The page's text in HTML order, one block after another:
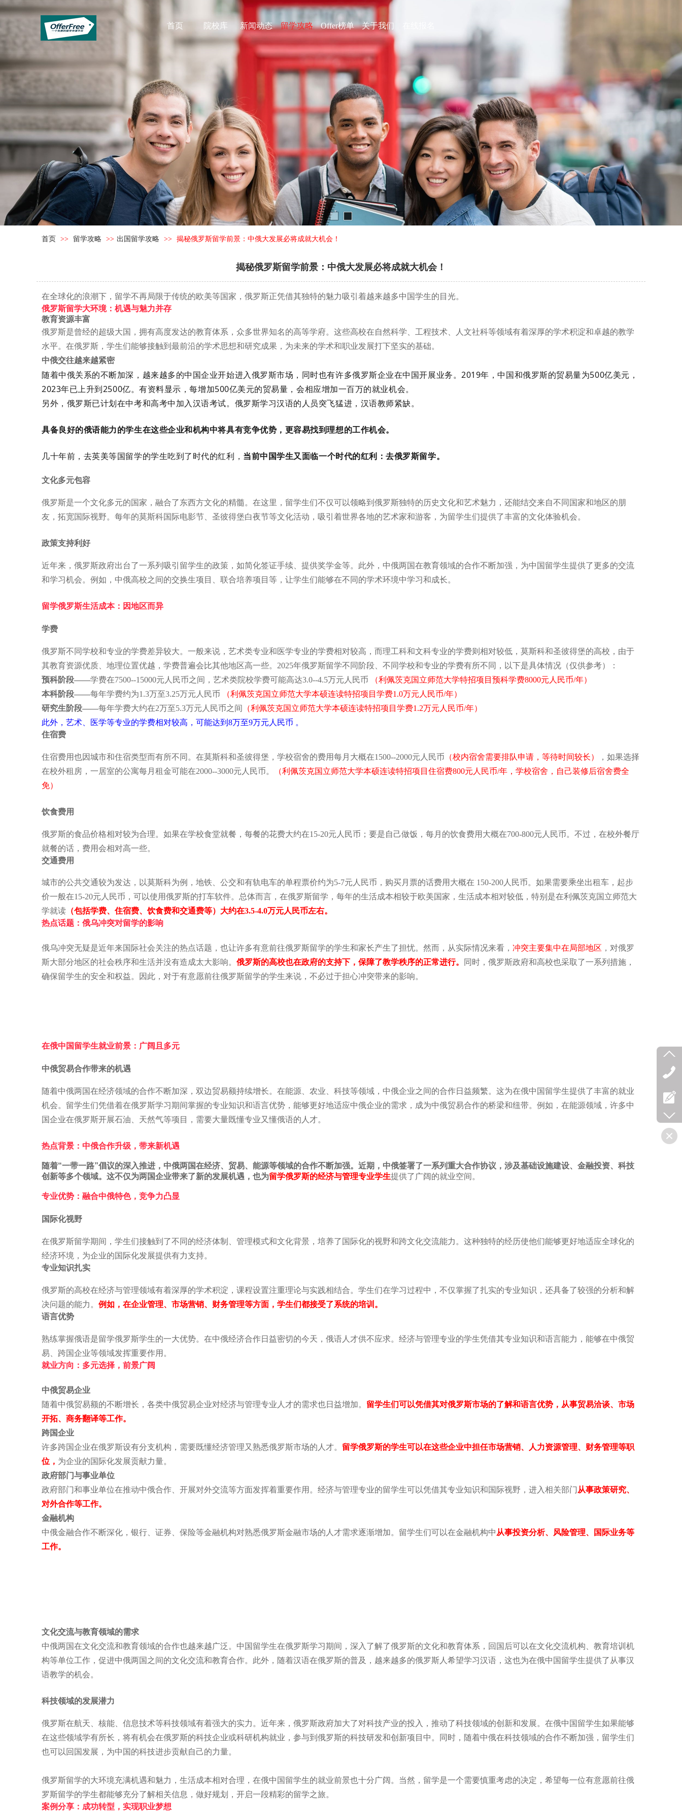
首页 院校库 新闻动态 留学攻略 Offer榜单 关于我们
首页 >> 留学攻略 >> 出国留学攻略 >> 揭秘俄罗斯留学前景：中俄大发展必将成就大机会！
揭秘俄罗斯留学前景：中俄大发展必将成就大机会！
在全球化的浪潮下，留学不再局限于传统的欧美等国家，俄罗斯正凭借其独特的魅力吸引着越来越多中国学生的目光。
俄罗斯留学大环境：机遇与魅力并存
教育资源丰富
俄罗斯是曾经的超级大国，拥有高度发达的教育体系，众多世界知名的高等学府。这些高校在自然科学、工程技术、人文社科等领域有着深厚的学术积淀和卓越的教学
水平。在俄罗斯 ，学生们能够接触到最前沿的学术思想和研究成果，为未来的学术和职业发展打下坚实的基础。
中俄交往越来越紧密
随着中俄关系的不断加深，越来越多的中国企业开始进入俄罗斯市场，同时也有许多俄罗斯企业在中国开展业务。2019年，中国和俄罗斯的贸易量为500亿美元，
2023年已上升到2500亿。有资料显示，每增加500亿美元的贸易量，会相应增加一百万的就业机会。
另外，俄罗斯已计划在中考和高考中加入汉语考试。俄罗斯学习汉语的人员突飞猛进，汉语教师紧缺。
具备良好的俄语能力的学生在这些企业和机构中将具有竞争优势，更容易找到理想的工作机会。
几十年前，去英美等国留学的学生吃到了时代的红利， 当前中国学生又面临一个时代的红利：去俄罗斯留学。
文化多元包容
俄罗斯是一个文化多元的国家，融合了东西方文化的精髓。在这里，留学生们不仅可以领略到俄罗斯独特的历史文化和艺术魅力，还能结交来自不同国家和地区的朋
友，拓宽国际视野。每年的莫斯科国际电影节、圣彼得堡白夜节等文化活动，吸引着世界各地的艺术家和游客，为留学生们提供了丰富的文化体验机会。
政策支持利好
近年来，俄罗斯政府出台了一系列吸引留学生的政策，如简化签证手续、提供奖学金等。此外，中俄两国在教育领域的合作不断加强，为中国留学生提供了更多的交流
和学习机会。例如，中俄高校之间的交换生项目、联合培养项目等，让学生们能够在不同的学术环境中学习和成长。
留学俄罗斯生活成本：因地区而异
学费
俄罗斯不同学校和专业的学费差异较大。一般来说，艺术类专业和医学专业的学费相对较高，而理工科和文科专业的学费则相对较低，莫斯科和圣彼得堡的高校，由于
其教育资源优质、地理位置优越，学费普遍会比其他地区高一些。2025年俄罗斯留学不同阶段、不同学校和专业的学费有所不同，以下是具体情况 （仅供参考）
：
预科阶段——学费在7500--15000元人民币之间，艺术类院校学费可能高达3.0--4.5万元人民币
（利佩茨克国立师范大学特招项目预科学费8000元人民币/年）
本科阶段——每年学费约为1.3万至3.25万元人民币
（利佩茨克国立师范大学本硕连读特招项目学费1.0万元人民币/年）
研究生阶段——每年学费大约在2万至5.3万元人民币之间
（利佩茨克国立师范大学本硕连读特招项目学费1.2万元人民币/年）
此外，艺术、医学等专业的学费相对较高，可能达到8万至9万元人民币 。
住宿费
住宿费用也因城市和住宿类型而有所不同。在莫斯科和圣彼得堡，学校宿舍的费用每月大概在1500--2000元人民币 （校内宿舍需要排队申请，等待时间较长）
，如果选择
在校外租房，一居室的公寓每月租金可能在2000--3000元人民币。
（利佩茨克国立师范大学本硕连读特招项目住宿费800元人民币/年，学校宿舍，自己装修后宿舍费全
免）
饮食费用
俄罗斯的食品价格相对较为合理。如果在学校食堂就餐，每餐的花费大约在15-20元人民币；要是自己做饭，每月的饮食费用大概在700-800元人民币。不过，在校外餐厅
就餐的话，费用会相对高一些。
交通费用
城市的公共交通较为发达，以莫斯科为例，地铁、公交和有轨电车的单程票价约为5-7元人民币，购买月票的话费用大概在 150-200人民币。如果需要乘坐出租车，起步
价一般在15-20元人民币， 可以使用俄罗斯的打车软件。 总体而言，在俄罗斯留学，每年的生活成本相较于欧美国家，生活成本相对较低，特别是在利佩茨克国立师范大
学就读 （包括学费、住宿费、饮食费和交通费等）大约在3.5-4.0万元人民币左右。
热点话题：俄乌冲突对留学的影响
俄乌冲突无疑是近年来国际社会关注的热点话题，也让许多有意前往俄罗斯留学的学生和家长产生了担忧。然而，从实际情况来看， 冲突主要集中在局部地区 ，对俄罗
斯大部分地区的社会秩序和生活并没有造成太大影响。 俄罗斯的高校也在政府的支持下，保障了教学秩序的正常进行。
同时，俄罗斯政府和高校也采取了一系列措施，
确保留学生的安全和权益。因此，对于有意愿前往俄罗斯留学的学生来说，不必过于担心冲突带来的影响。
在俄中国留学生就业前景：广阔且多元
中俄贸易合作带来的机遇
随着中俄两国在经济领域的合作不断加深，双边贸易额持续增长。在能源、农业、科技等领域，中俄企业之间的合作日益频繁。这为在俄中国留学生提供了丰富的就业
机会。留学生们凭借着在俄罗斯学习期间掌握的专业知识和语言优势，能够更好地适应中俄企业的需求，成为中俄贸易合作的桥梁和纽带。例如，在能源领域，许多中
国企业在俄罗斯开展石油、天然气等项目，需要大量既懂专业又懂俄语的人才。
热点背景：中俄合作升级，带来新机遇
随着“一带一路”倡议的深入推进，中俄两国在经济、贸易、能源等领域的合作不断加强。近期，中俄签署了一系列重大合作协议，涉及基础设施建设、金融投资、科技
创新等多个领域。这不仅为两国企业带来了新的发展机遇，也为留学俄罗斯的经济与管理专业学生提供了广阔的就业空间。
专业优势：融合中俄特色，竞争力凸显
国际化视野
在俄罗斯留学期间，学生们接触到了不同的经济体制、管理模式和文化背景，培养了国际化的视野和跨文化交流能力。这种独特的经历使他们能够更好地适应全球化的
经济环境，为企业的国际化发展提供有力支持。
专业知识扎实
俄罗斯的高校在经济与管理领域有着深厚的学术积淀，课程设置注重理论与实践相结合。学生们在学习过程中，不仅掌握了扎实的专业知识，还具备了较强的分析和解
决问题的能力。 例如，在企业管理、市场营销、财务管理等方面，学生们都接受了系统的培训。
语言优势
熟练掌握俄语是留学俄罗斯学生的一大优势。在中俄经济合作日益密切的今天，俄语人才供不应求。经济与管理专业的学生凭借其专业知识和语言能力，能够在中俄贸
易、跨国企业等领域发挥重要作用。
就业方向：多元选择，前景广阔
中俄贸易企业
随着中俄贸易额的不断增长，各类中俄贸易企业对经济与管理专业人才的需求也日益增加。 留学生们可以凭借其对俄罗斯市场的了解和语言优势，从事贸易洽谈、市场
开拓、商务翻译等工作。
跨国企业
许多跨国企业在俄罗斯设有分支机构，需要既懂经济管理又熟悉俄罗斯市场的人才。 留学俄罗斯的学生可以在这些企业中担任市场营销、人力资源管理、财务管理等职
位， 为企业的国际化发展贡献力量。
政府部门与事业单位
政府部门和事业单位在推动中俄合作、开展对外交流等方面发挥着重要作用。经济与管理专业的留学生可以凭借其专业知识和国际视野，进入相关部门 从事政策研究、
对外合作等工作。
金融机构
中俄金融合作不断深化，银行、证券、保险等金融机构对熟悉俄罗斯金融市场的人才需求逐渐增加。留学生们可以在金融机构中 从事投资分析、风险管理、国际业务等
工作。
文化交流与教育领域的需求
中俄两国在文化交流和教育领域的合作也越来越广泛。中国留学生在俄罗斯学习期间，深入了解了俄罗斯的文化和教育体系，回国后可以在文化交流机构、教育培训机
构等单位工作，促进中俄两国之间的文化交流和教育合作。此外，随着汉语在俄罗斯的普及，越来越多的俄罗斯人希望学习汉语，这也为在俄中国留学生提供了从事汉
语教学的机会。
科技领域的发展潜力
俄罗斯在航天、核能、信息技术等科技领域有着强大的实力。近年来，俄罗斯政府加大了对科技产业的投入，推动了科技领域的创新和发展。在俄中国留学生如果能够
在这些领域学有所长，将有机会在俄罗斯的科技企业或科研机构就业，参与到俄罗斯的科技研发和创新项目中。同时，随着中俄在科技领域的合作不断加强，留学生们
也可以回国发展，为中国的科技进步贡献自己的力量。
俄罗斯留学的大环境充满机遇和魅力，生活成本相对合理，在俄中国留学生的就业前景也十分广阔。当然，留学是一个需要慎重考虑的决定，希望每一位有意愿前往俄
罗斯留学的学生都能够充分了解相关信息，做好规划，开启一段精彩的留学之旅。
案例分享：成功转型，实现职业梦想